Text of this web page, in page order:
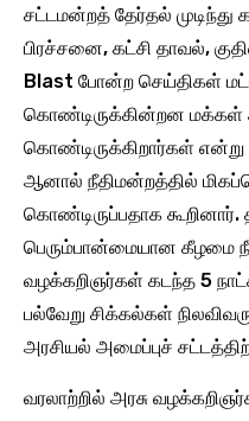
சட்டமன்றத் தேர்தல் முடிந்து
பிரச்சனை, கட்சி தாவல்,
Blast போன்ற செய்திகள்
கொண்டிருக்கின்றன மக்கள்
கொண்டிருக்கிறார்கள்
ஆனால் நீதிமன்றத்தில்
கொண்டிருப்பதாக கூறினார்.
பெரும்பான்மையான கீழமை
வழக்கறிஞர்கள் கடந்த 5
பல்வேறு சிக்கல்கள்
அரசியல் அமைப்புச்
வரலாற்றில் அரசு